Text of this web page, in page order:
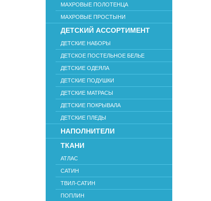
МАХРОВЫЕ ПОЛОТЕНЦА
МАХРОВЫЕ ПРОСТЫНИ
ДЕТСКИЙ АССОРТИМЕНТ
ДЕТСКИЕ НАБОРЫ
ДЕТСКОЕ ПОСТЕЛЬНОЕ БЕЛЬЕ
ДЕТСКИЕ ОДЕЯЛА
ДЕТСКИЕ ПОДУШКИ
ДЕТСКИЕ МАТРАСЫ
ДЕТСКИЕ ПОКРЫВАЛА
ДЕТСКИЕ ПЛЕДЫ
НАПОЛНИТЕЛИ
ТКАНИ
АТЛАС
САТИН
ТВИЛ-САТИН
ПОПЛИН